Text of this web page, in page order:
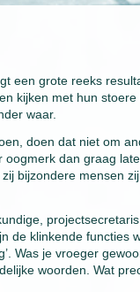
een grote reeks
kijken met hun
waar.
doen dat niet om
dan graag
bijzondere mensen
de klinkende functies
Was je vroeger
woorden. Wat